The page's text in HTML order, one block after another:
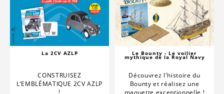
La 2CV AZLP
CONSTRUISEZ
L’EMBLÉMATIQUE 2CV AZLP
Le Bounty - Le voilier
mythique de la Royal Navy
Découvrez l'histoire du
Bounty et réalisez une